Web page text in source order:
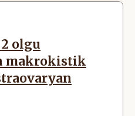
olgu
makrokistik